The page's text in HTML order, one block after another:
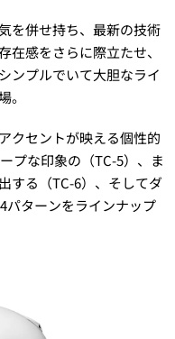
を併せ持ち、最新の技術
在感をさらに際立たせ、
ンプルでいて大胆なライ
。
クセントが映える個性的
プな印象の（TC-5）、ま
する（TC-6）、そしてダ
パターンをラインナップ